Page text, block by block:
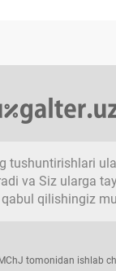
tushuntirishlari
va Siz ularga
qilishingiz
tomonidan ishlab